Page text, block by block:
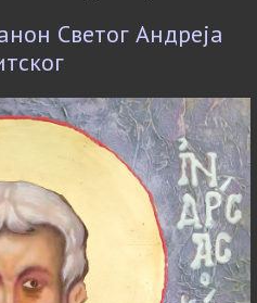
Светог Андреја